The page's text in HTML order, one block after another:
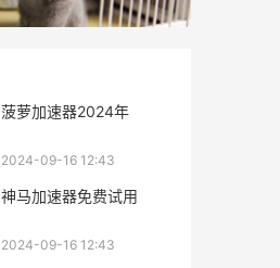
菠萝加速器2024年
2024-09-16 12:43
神马加速器免费试用
2024-09-16 12:43